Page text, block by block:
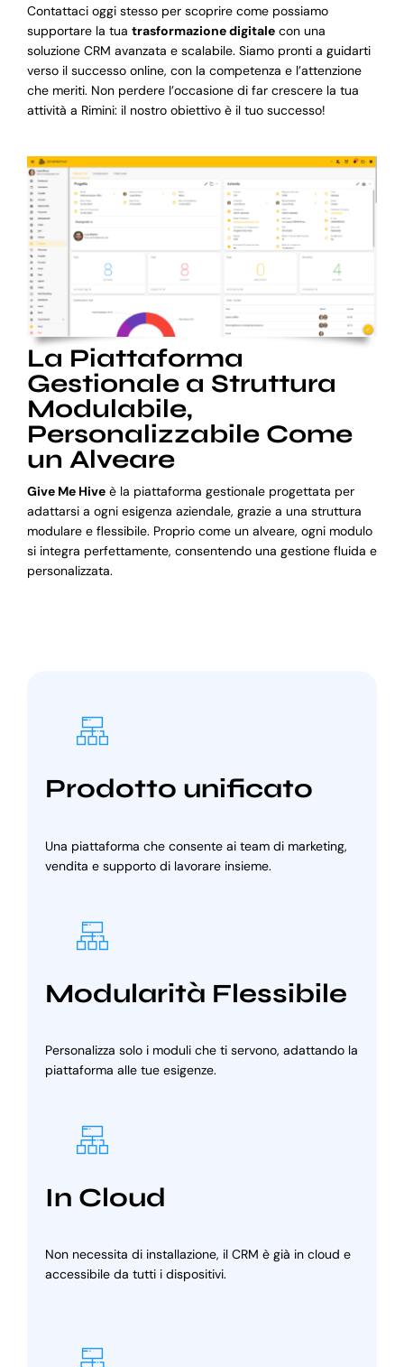
Contattaci oggi stesso per scoprire come possiamo
supportare la tua trasformazione digitalecon una
soluzione CRM avanzata e scalabile. Siamo pronti a guidarti
verso il successo online, con la competenza e l’attenzione
che meriti. Non perdere l’occasione di far crescere la tua
attività a Rimini: il nostro obiettivo è il tuo successo!
La Piattaforma
Gestionale a Struttura
Modulabile,
Personalizzabile Come
un Alveare
Give Me Hiveè la piattaforma gestionale progettata per
adattarsi a ogni esigenza aziendale, grazie a una struttura
modulare e flessibile. Proprio come un alveare, ogni modulo
si integra perfettamente, consentendo una gestione fluida e
personalizzata.
Prodotto unificato
Una piattaforma che consente ai team di marketing,
vendita e supporto di lavorare insieme.
Modularità Flessibile
Personalizza solo i moduli che ti servono, adattando la
piattaforma alle tue esigenze.
In Cloud
Non necessita di installazione, il CRM è già in cloud e
accessibile da tutti i dispositivi.